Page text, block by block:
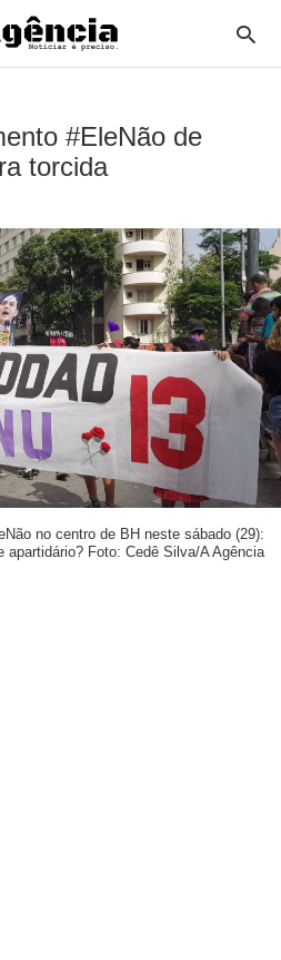
#EleNão de
torcida
no centro de BH neste sábado (29):
apartidário? Foto: Cedê Silva/A Agência